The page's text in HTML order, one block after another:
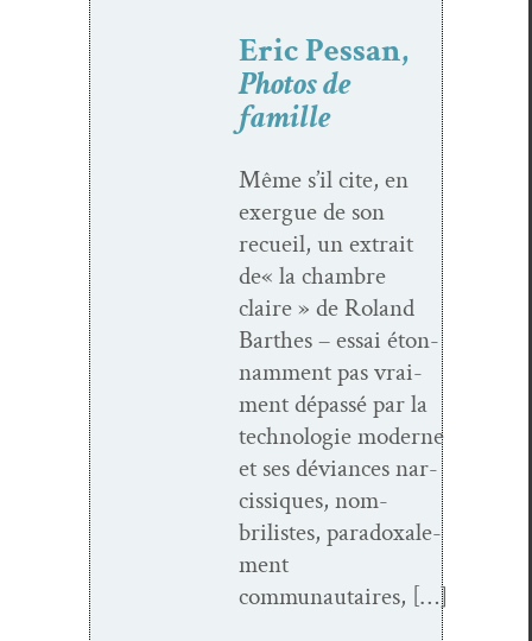
Eric Pessan,
Photos de
famille
Même s’il cite, en
exer­gue de son
recueil, un extrait
de« la cham­bre
claire » de Roland
Barthes – essai éton­
nam­ment pas vrai­
ment dépassé par la
tech­nolo­gie mod­erne
et ses déviances nar­
cis­siques, nom­
brilistes, para­doxale­
ment
communautaires, […]